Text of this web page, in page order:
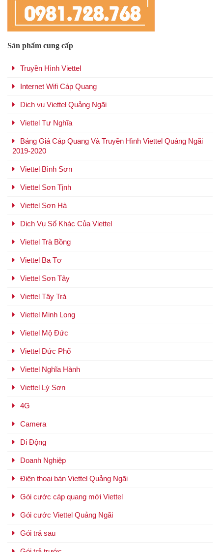
Sản phẩm cung cấp
Truyền Hình Viettel
Internet Wifi Cáp Quang
Dịch vụ Viettel Quảng Ngãi
Viettel Tư Nghĩa
Bảng Giá Cáp Quang Và Truyền Hình Viettel Quảng Ngãi
2019-2020
Viettel Bình Sơn
Viettel Sơn Tịnh
Viettel Sơn Hà
Dịch Vụ Số Khác Của Viettel
Viettel Trà Bồng
Viettel Ba Tơ
Viettel Sơn Tây
Viettel Tây Trà
Viettel Minh Long
Viettel Mộ Đức
Viettel Đức Phổ
Viettel Nghĩa Hành
Viettel Lý Sơn
4G
Camera
Di Động
Doanh Nghiệp
Điện thoại bàn Viettel Quảng Ngãi
Gói cước cáp quang mới Viettel
Gói cước Viettel Quảng Ngãi
Gói trả sau